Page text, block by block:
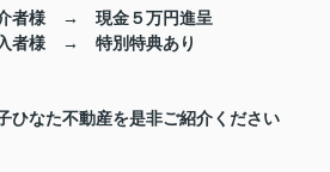
者様 → 現金５万円進呈
者様 → 特別特典あり
ひなた不動産を是非ご紹介ください